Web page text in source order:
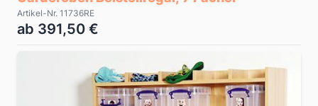
Artikel-Nr. 11736RE
ab 391,50 €